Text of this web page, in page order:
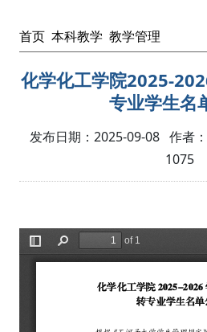
首页 本科教学 教学管理
化学化工学院2025-
专业学生名
发布日期：2025-09-08 作者
1075